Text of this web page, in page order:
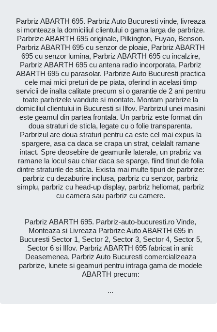
Parbriz ABARTH 695. Parbriz Auto Bucuresti vinde, livreaza
si monteaza la domiciliul clientului o gama larga de parbrize.
Parbrize ABARTH 695 originale, Pilkington, Fuyao, Benson.
Parbriz ABARTH 695 cu senzor de ploaie, Parbriz ABARTH
695 cu senzor lumina, Parbriz ABARTH 695 cu incalzire,
Parbriz ABARTH 695 cu antena radio incorporata, Parbriz
ABARTH 695 cu parasolar. Parbrize Auto Bucuresti practica
cele mai mici preturi de pe piata, oferind in acelasi timp
servicii de inalta calitate precum si o garantie de 2 ani pentru
toate parbrizele vandute si montate. Montam parbrize la
domiciliul clientului in Bucuresti si Ilfov. Parbrizul unei masini
este geamul din partea frontala. Un parbriz este format din
doua straturi de sticla, legate cu o folie transparenta.
Parbrizul are doua straturi pentru ca este cel mai expus la
spargere, asa ca daca se crapa un strat, celalalt ramane
intact. Spre deosebire de geamurile laterale, un prabriz va
ramane la locul sau chiar daca se sparge, fiind tinut de folia
dintre straturile de sticla. Exista mai multe tipuri de parbrize:
parbriz cu dezaburire inclusa, parbriz cu senzor, parbriz
simplu, parbriz cu head-up display, parbriz heliomat, parbriz
cu camera sau parbriz cu camere.
Parbriz ABARTH 695. Parbriz-auto-bucuresti.ro Vinde,
Monteaza si Livreaza Parbrize Auto ABARTH 695 in
Bucuresti Sector 1, Sector 2, Sector 3, Sector 4, Sector 5,
Sector 6 si Ilfov. Parbriz ABARTH 695 fabricat in anii:
Deasemenea, Parbriz Auto Bucuresti comercializeaza
parbrize, lunete si geamuri pentru intraga gama de modele
ABARTH precum:
...